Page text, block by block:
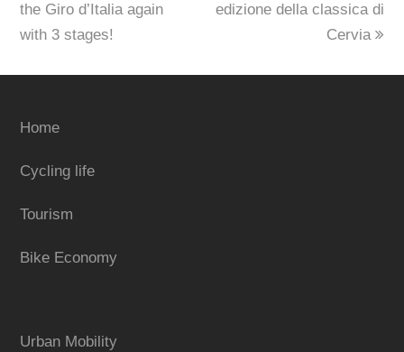
the Giro d’Italia again
with 3 stages!
edizione della classica di
Cervia
Home
Cycling life
Tourism
Bike Economy
Urban Mobility